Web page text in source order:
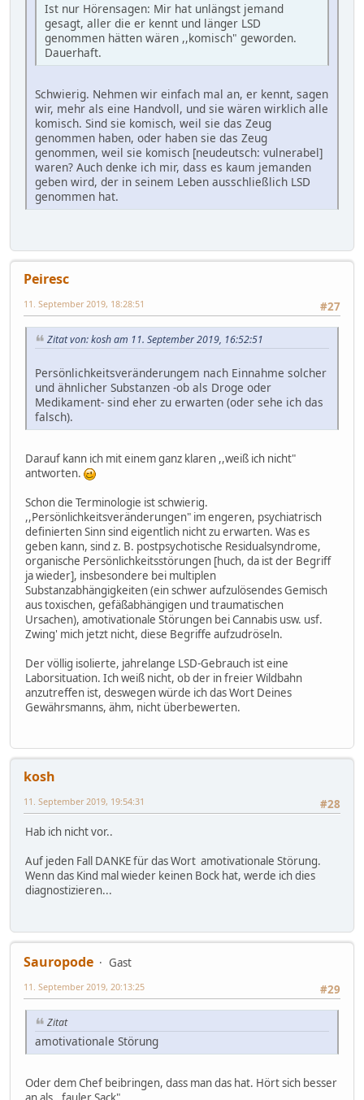
Ist nur Hörensagen: Mir hat unlängst jemand
gesagt, aller die er kennt und länger LSD
genommen hätten wären ,,komisch" geworden.
Dauerhaft.
Schwierig. Nehmen wir einfach mal an, er kennt, sagen
wir, mehr als eine Handvoll, und sie wären wirklich alle
komisch. Sind sie komisch, weil sie das Zeug
genommen haben, oder haben sie das Zeug
genommen, weil sie komisch [neudeutsch: vulnerabel]
waren? Auch denke ich mir, dass es kaum jemanden
geben wird, der in seinem Leben ausschließlich LSD
genommen hat.
Peiresc
#27
11. September 2019, 18:28:51
Zitat von: kosh am 11. September 2019, 16:52:51
Persönlichkeitsveränderungem nach Einnahme solcher
und ähnlicher Substanzen -ob als Droge oder
Medikament- sind eher zu erwarten (oder sehe ich das
falsch).
Darauf kann ich mit einem ganz klaren ,,weiß ich nicht"
antworten.
Schon die Terminologie ist schwierig.
,,Persönlichkeitsveränderungen" im engeren, psychiatrisch
definierten Sinn sind eigentlich nicht zu erwarten. Was es
geben kann, sind z. B. postpsychotische Residualsyndrome,
organische Persönlichkeitsstörungen [huch, da ist der Begriff
ja wieder], insbesondere bei multiplen
Substanzabhängigkeiten (ein schwer aufzulösendes Gemisch
aus toxischen, gefäßabhängigen und traumatischen
Ursachen), amotivationale Störungen bei Cannabis usw. usf.
Zwing' mich jetzt nicht, diese Begriffe aufzudröseln.
Der völlig isolierte, jahrelange LSD-Gebrauch ist eine
Laborsituation. Ich weiß nicht, ob der in freier Wildbahn
anzutreffen ist, deswegen würde ich das Wort Deines
Gewährsmanns, ähm, nicht überbewerten.
kosh
#28
11. September 2019, 19:54:31
Hab ich nicht vor..
Auf jeden Fall DANKE für das Wort amotivationale Störung.
Wenn das Kind mal wieder keinen Bock hat, werde ich dies
diagnostizieren...
Sauropode
Gast
#29
11. September 2019, 20:13:25
Zitat
amotivationale Störung
Oder dem Chef beibringen, dass man das hat. Hört sich besser